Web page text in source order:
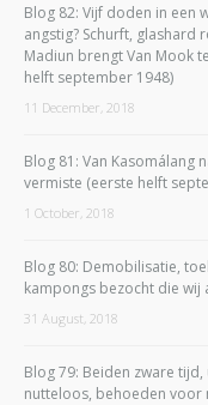
Blog 82: Vijf doden in een
angstig? Schurft, glashard
Madiun brengt Van Mook
helft september 1948)
11 December, 2018
Blog 81: Van Kasomálang
vermiste (eerste helft
1 October, 2018
Blog 80: Demobilisatie,
kampongs bezocht die wij
31 August, 2018
Blog 79: Beiden zware
nutteloos, behoeden voor